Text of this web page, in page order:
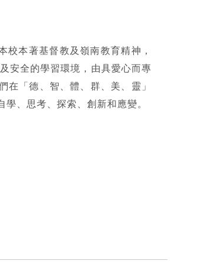
本著基督教及嶺南教育精神，
安全的學習環境，由具愛心而專
在「德、智、體、群、美、靈」
、思考、探索、創新和應變。